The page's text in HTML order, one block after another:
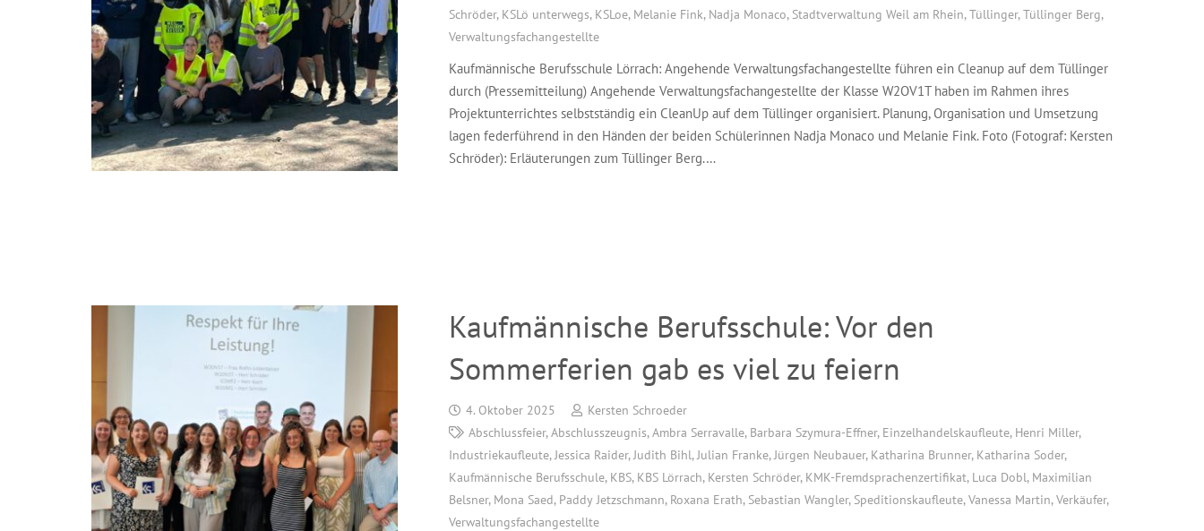
Schröder, KSLö unterwegs, KSLoe, Melanie Fink, Nadja Monaco, Stadtverwaltung Weil am Rhein, Tüllinger, Tüllinger Berg,
Verwaltungsfachangestellte
Kaufmännische Berufsschule Lörrach: Angehende Verwaltungsfachangestellte führen ein Cleanup auf dem Tüllinger
durch (Pressemitteilung) Angehende Verwaltungsfachangestellte der Klasse W2OV1T haben im Rahmen ihres
Projektunterrichtes selbstständig ein CleanUp auf dem Tüllinger organisiert. Planung, Organisation und Umsetzung
lagen federführend in den Händen der beiden Schülerinnen Nadja Monaco und Melanie Fink. Foto (Fotograf: Kersten
Schröder): Erläuterungen zum Tüllinger Berg.…
Kaufmännische Berufsschule: Vor den
Sommerferien gab es viel zu feiern
4. Oktober 2025
Kersten Schroeder
Abschlussfeier,Abschlusszeugnis,Ambra Serravalle, Barbara Szymura-Effner, Einzelhandelskaufleute, Henri Miller,
Industriekaufleute, Jessica Raider, Judith Bihl, Julian Franke, Jürgen Neubauer, Katharina Brunner, Katharina Soder,
Kaufmännische Berufsschule, KBS, KBS Lörrach, Kersten Schröder, KMK-Fremdsprachenzertifikat, Luca Dobl, Maximilian
Belsner, Mona Saed, Paddy Jetzschmann, Roxana Erath, Sebastian Wangler, Speditionskaufleute, Vanessa Martin, Verkäufer,
Verwaltungsfachangestellte